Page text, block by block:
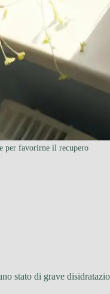
per favorirne il recupero
stato di grave